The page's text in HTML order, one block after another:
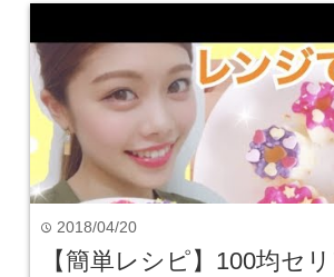
time 2018/04/20
【簡単レシピ】100均セ